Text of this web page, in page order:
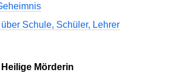
Schule, Schüler, Lehrer
Mörderin